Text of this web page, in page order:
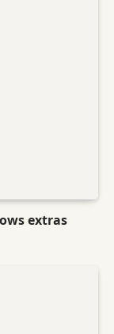
extras